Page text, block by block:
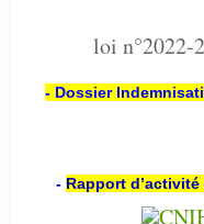
loi n°2022-
- Dossier
- Rapport d’activité